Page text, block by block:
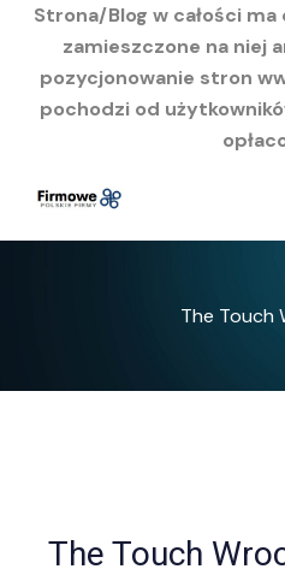
Strona/Blog w całości
zamieszczone na niej
pozycjonowanie stron
pochodzi od
treści
The Touch
The Touch